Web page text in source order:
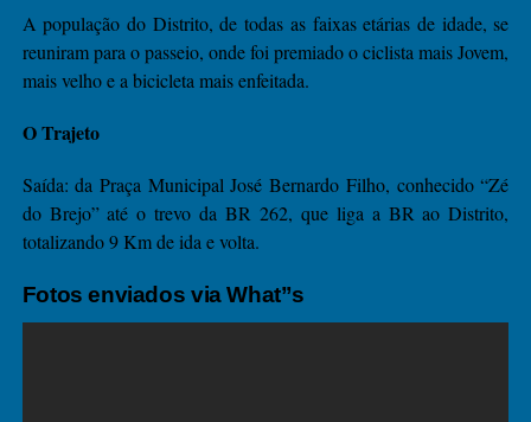
A população do Distrito, de todas as faixas etárias de idade, se
reuniram para o passeio, onde foi premiado o ciclista mais Jovem,
mais velho e a bicicleta mais enfeitada.
O Trajeto
Saída: da Praça Municipal José Bernardo Filho, conhecido “Zé
do Brejo” até o trevo da BR 262, que liga a BR ao Distrito,
totalizando 9 Km de ida e volta.
Fotos enviados via What”s